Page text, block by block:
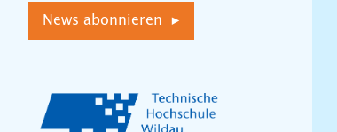
News abonnieren ▸